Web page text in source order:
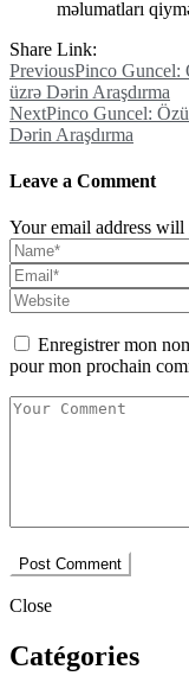
məlumatları
Share Link:
Post
navigation
PreviousPinco Guncel:
üzrə Dərin Araşdırma
NextPinco Guncel:
Dərin Araşdırma
Leave a Comment
Your email address will
Enregistrer mon
pour mon prochain
Close
Catégories